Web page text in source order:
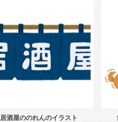
居酒屋ののれんのイラスト